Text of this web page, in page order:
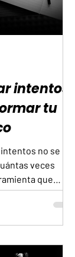
intentos
tu
no se
veces
que
completo,
Cada intento
En